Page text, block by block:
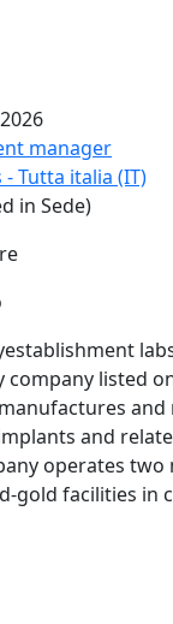
manager
Tutta italia (IT)
in Sede)
company listed
and
operates two
facilities in